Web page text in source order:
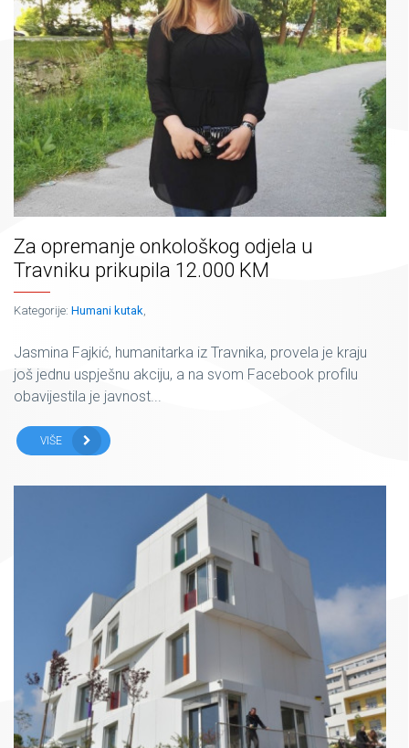
Za opremanje onkološkog odjela u
Travniku prikupila 12.000 KM
Kategorije: Humani kutak,
Jasmina Fajkić, humanitarka iz Travnika, provela je kraju
još jednu uspješnu akciju, a na svom Facebook profilu
obavijestila je javnost...
VIŠE